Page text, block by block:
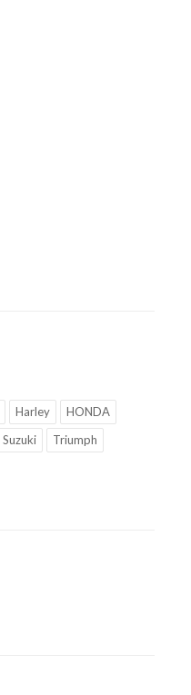
Harley
HONDA
Suzuki
Triumph